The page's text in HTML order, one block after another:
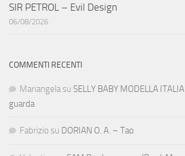
SIR PETROL – Evil Design
06/08/2026
COMMENTI RECENTI
Mariangela su SELLY BABY MODELLA
guarda
Fabrizio su DORIAN O. A. – Tao